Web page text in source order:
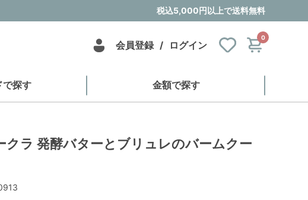
税込5,000円以上で送料無料
会員登録 / ログイン
0
で探す 金額で探す
クラ 発酵バターとブリュレのバームクー